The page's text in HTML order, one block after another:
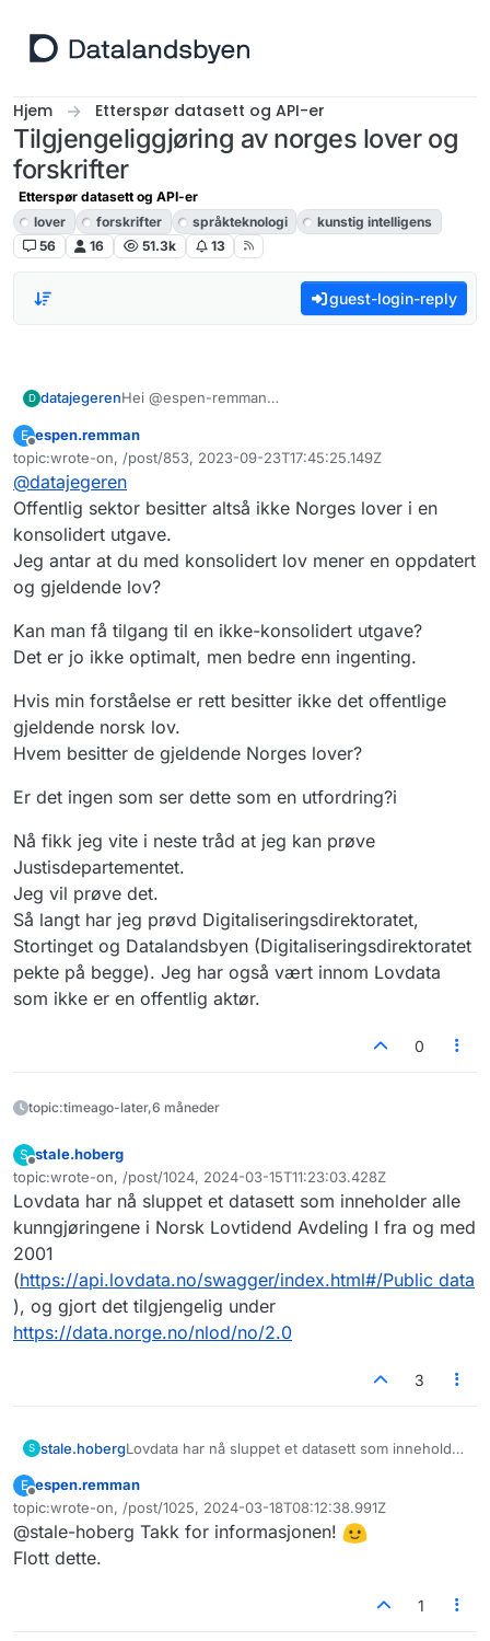
Hjem Etterspør datasett og API-er
Tilgjengeliggjøring av norges lover og
forskrifter
Etterspør datasett og API-er
lover
forskrifter språkteknologi
kunstig intelligens
56
16 51.3k 13
guest-login-reply
D datajegerenHei @espen-remman
noko snarleg løysing på dette då dei konsoliderte
utgåvene av norges lover og forskrifter ikkje finst i
offentleg sektor, og det er dermed ikkje noko
offentleg verksemd ein kan be om å dele, eller
Vi skal undersøke om det pågår noko arbeid med
dette.
E
Frakoblet
espen.remman
topic:wrote-on, /post/853, 2023-09-23T17:45:25.149Z
Sist endret av
@datajegeren
Offentlig sektor besitter altså ikke Norges lover i en
konsolidert utgave.
Jeg antar at du med konsolidert lov mener en oppdatert
og gjeldende lov?
Kan man få tilgang til en ikke-konsolidert utgave?
Det er jo ikke optimalt, men bedre enn ingenting.
Hvis min forståelse er rett besitter ikke det offentlige
gjeldende norsk lov.
Hvem besitter de gjeldende Norges lover?
Er det ingen som ser dette som en utfordring?i
Nå fikk jeg vite i neste tråd at jeg kan prøve
Justisdepartementet.
Jeg vil prøve det.
Så langt har jeg prøvd Digitaliseringsdirektoratet,
Stortinget og Datalandsbyen (Digitaliseringsdirektoratet
pekte på begge). Jeg har også vært innom Lovdata
som ikke er en offentlig aktør.
0
topic:timeago-later,6 måneder
S
Frakoblet
stale.hoberg
topic:wrote-on, /post/1024, 2024-03-15T11:23:03.428Z
Sist endret av
Lovdata har nå sluppet et datasett som inneholder alle
kunngjøringene i Norsk Lovtidend Avdeling I fra og med
2001
(https://api.lovdata.no/swagger/index.html#/Public data
), og gjort det tilgjengelig under
https://data.norge.no/nlod/no/2.0
3
S stale.hobergLovdata har nå sluppet et datasett som inneholder
fra og med 2001
(https://api.lovdata.no/swagger/index.html#/Publi
c data), og gjort det tilgjengelig under
E
Frakoblet
espen.remman
topic:wrote-on, /post/1025, 2024-03-18T08:12:38.991Z
Sist endret av
@stale-hoberg Takk for informasjonen!
Flott dette.
1